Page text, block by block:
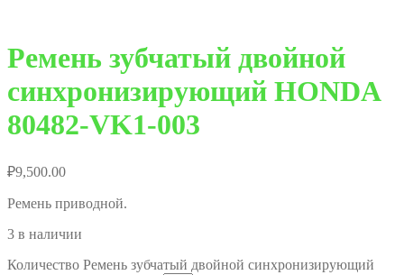
Ремень зубчатый двойной
синхронизирующий HONDA
80482-VK1-003
₽9,500.00
Ремень приводной.
3 в наличии
Количество Ремень зубчатый двойной синхронизирующий